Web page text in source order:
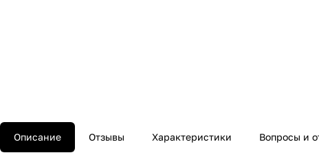
Описание Отзывы Характеристики Вопросы и